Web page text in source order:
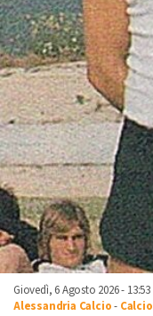
Giovedì, 6 Agosto 2026 - 13:53
Alessandria Calcio- Calcio